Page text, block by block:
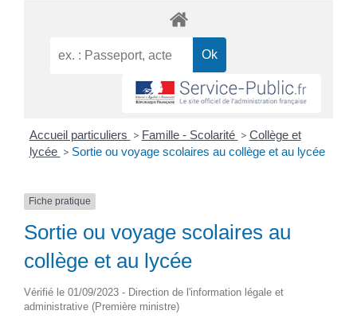
Accueil particuliers > Famille - Scolarité > Collège et
lycée > Sortie ou voyage scolaires au collège et au lycée
Fiche pratique
Sortie ou voyage scolaires au
collège et au lycée
Vérifié le 01/09/2023 - Direction de l'information légale et
administrative (Première ministre)